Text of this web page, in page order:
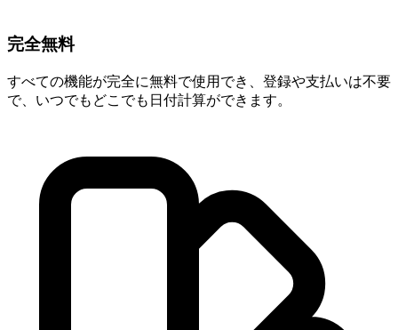
完全無料
すべての機能が完全に無料で使用でき、登録や支払いは不要
で、いつでもどこでも日付計算ができます。